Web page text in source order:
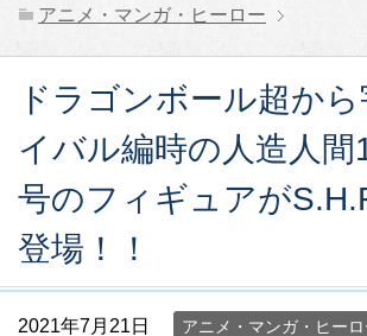
アニメ・マンガ・ヒーロー
ドラゴンボール超か
イバル編時の人造人間
号のフィギュアが
登場！！
2021年7月21日 アニメ・マンガ・ヒーロ